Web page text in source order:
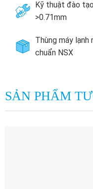
Kỹ thuật đào
>0.71mm
Thùng máy
chuẩn NSX
SẢN PHẨM